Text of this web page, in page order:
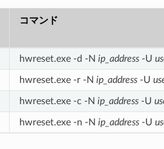
コマンド
hwreset.exe -d -N ip_address-U
hwreset.exe -r -N ip_address-U
hwreset.exe -c -N ip_address-U
hwreset.exe -n -N ip_address-U